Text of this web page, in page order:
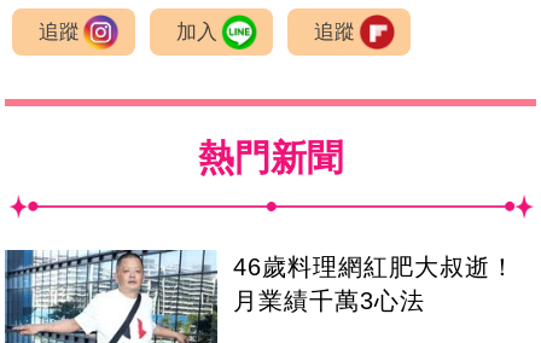
追蹤 加入 追蹤
熱門新聞
46歲料理網紅肥大叔逝！
月業績千萬3心法